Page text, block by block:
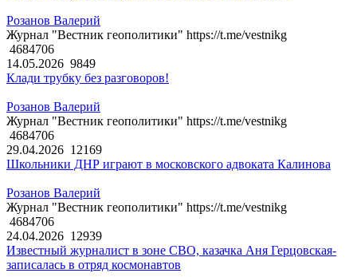
Розанов Валерий
Журнал "Вестник геополитики" https://t.me/vestnikg
4684706
14.05.2026 9849
Клади трубку без разговоров!
Розанов Валерий
Журнал "Вестник геополитики" https://t.me/vestnikg
4684706
29.04.2026 12169
Школьники ДНР играют в московского адвоката Калинова
Розанов Валерий
Журнал "Вестник геополитики" https://t.me/vestnikg
4684706
24.04.2026 12939
Известный журналист в зоне СВО, казачка Аня Герцовская-
записалась в отряд космонавтов